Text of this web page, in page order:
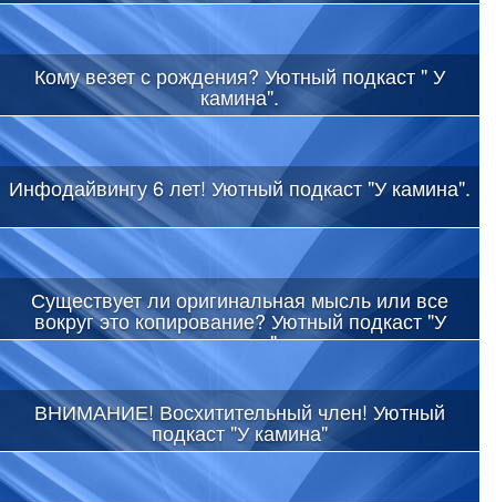
Кому везет с рождения? Уютный подкаст " У
камина".
Инфодайвингу 6 лет! Уютный подкаст "У камина".
Существует ли оригинальная мысль или все
вокруг это копирование? Уютный подкаст "У
камина"
ВНИМАНИЕ! Восхитительный член! Уютный
подкаст "У камина"